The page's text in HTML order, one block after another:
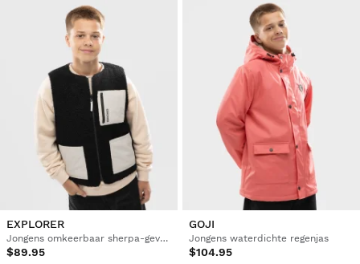
EXPLORER
Jongens omkeerbaar sherpa-gevoerd vest
$89.95
GOJI
Jongens waterdichte regenjas
$104.95